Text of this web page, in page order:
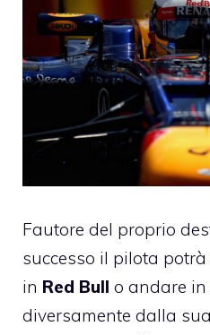
Fautore del proprio
successo il pilota
in Red Bull o andare in
diversamente dalla